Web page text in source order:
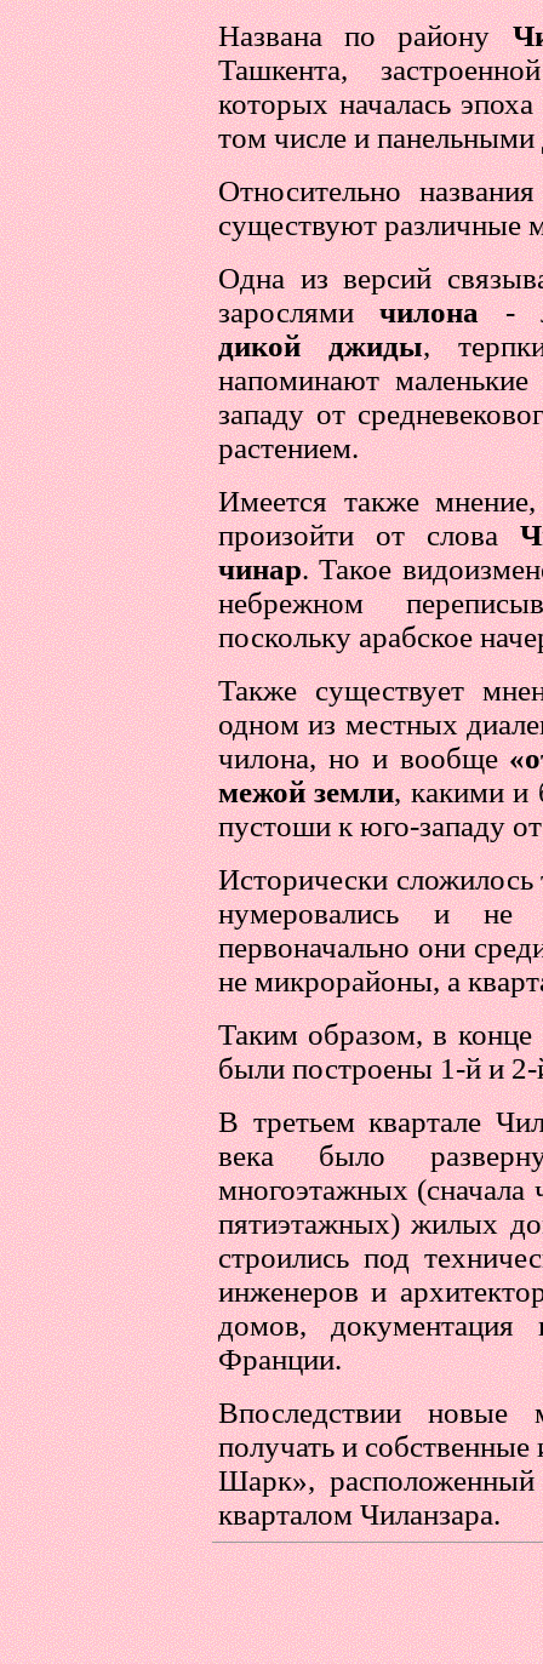
Названа по району
Ташкента,
которых началась
том числе и
Относительно
существуют различные
Одна из версий
зарослямичилона-
дикой джиды,
напоминают
западу от
растением.
Имеется также
произойти от слова
чинар. Такое
небрежном
поскольку арабское
Также существует
одном из местных
чилона, но и вообще
межой земли, какими и
пустоши к юго-западу
Исторически
нумеровались и
первоначально они
не микрорайоны, а
Таким образом, в конце
были построены 1-й и 2-
В третьем квартале
века было
многоэтажных (сначала
пятиэтажных) жилых
строились под
инженеров и
домов,
Франции.
Впоследствии новые
получать и
Шарк»,
кварталом Чиланзара.